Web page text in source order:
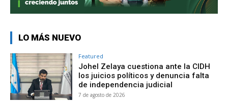
LO MÁS NUEVO
Featured
Johel Zelaya cuestiona ante la CIDH
los juicios políticos y denuncia falta
de independencia judicial
7 de agosto de 2026